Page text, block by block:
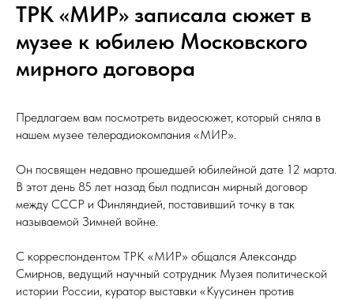
ТРК «МИР» записала сюжет в
музее к юбилею Московского
мирного договора
Предлагаем вам посмотреть видеосюжет, который сняла в
нашем музее телерадиокомпания «МИР».
Он посвящен недавно прошедшей юбилейной дате 12 марта.
В этот день 85 лет назад был подписан мирный договор
между СССР и Финляндией, поставивший точку в так
называемой Зимней войне.
С корреспондентом ТРК «МИР» общался Александр
Смирнов, ведущий научный сотрудник Музея политической
истории России, куратор выставки «Куусинен против